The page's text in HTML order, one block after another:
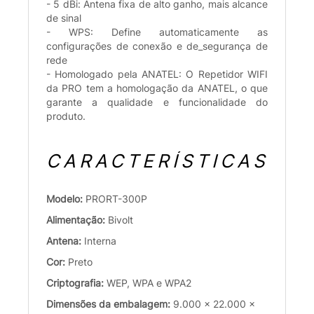
- 5 dBi: Antena fixa de alto ganho, mais alcance
de sinal
- WPS: Define automaticamente as
configurações de conexão e de_segurança de
rede
- Homologado pela ANATEL: O Repetidor WIFI
da PRO tem a homologação da ANATEL, o que
garante a qualidade e funcionalidade do
produto.
CARACTERÍSTICAS
Modelo: PRORT-300P
Alimentação: Bivolt
Antena: Interna
Cor: Preto
Criptografia: WEP, WPA e WPA2
Dimensões da embalagem: 9.000 x 22.000 x